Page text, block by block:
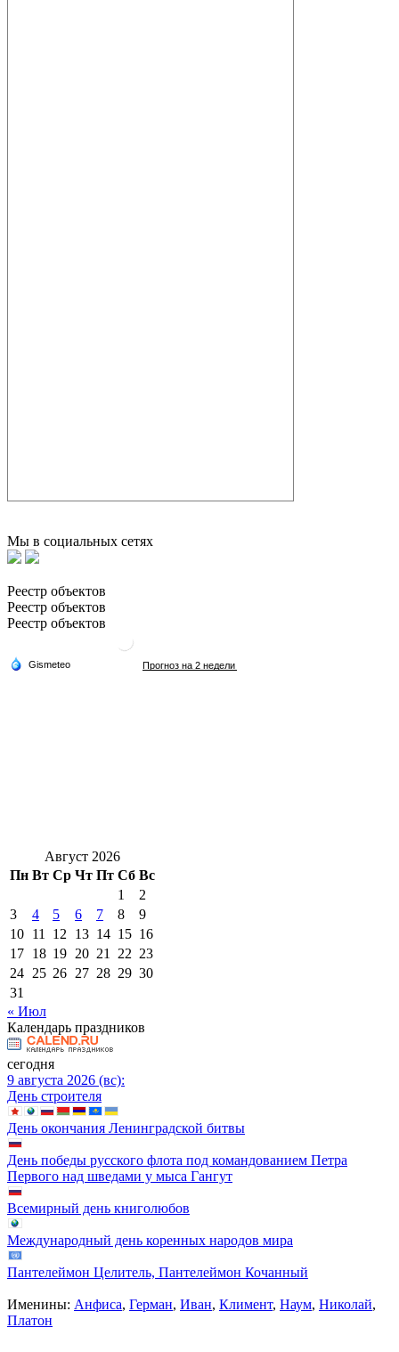
Мы в социальных сетях
Реестр объектов
Реестр объектов
Реестр объектов
Август 2026
Пн Вт Ср Чт Пт Сб Вс
1
2
3
4 5 6 7 8
9
10 11 12 13 14 15 16
17 18 19 20 21 22 23
24 25 26 27 28 29 30
31
« Июл
Календарь праздников
сегодня
9 августа 2026 (вс):
День строителя
День окончания Ленинградской битвы
День победы русского флота под командованием Петра
Первого над шведами у мыса Гангут
Всемирный день книголюбов
Международный день коренных народов мира
Пантелеймон Целитель, Пантелеймон Кочанный
Именины: Анфиса, Герман, Иван, Климент, Наум, Николай,
Платон